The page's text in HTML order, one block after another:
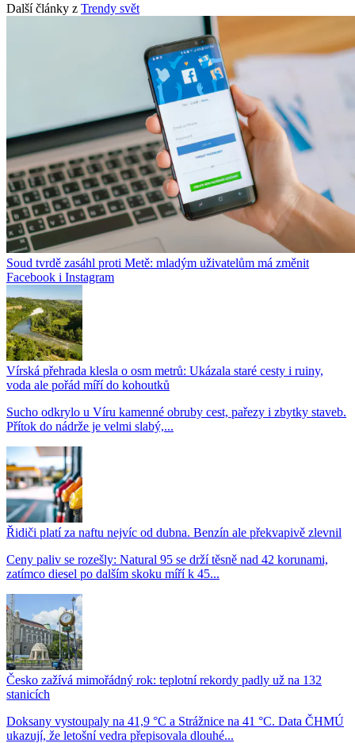
Další články z Trendy svět
Soud tvrdě zasáhl proti Metě: mladým uživatelům má změnit
Facebook i Instagram
Vírská přehrada klesla o osm metrů: Ukázala staré cesty i ruiny,
voda ale pořád míří do kohoutků
Sucho odkrylo u Víru kamenné obruby cest, pařezy i zbytky staveb.
Přítok do nádrže je velmi slabý,...
Řidiči platí za naftu nejvíc od dubna. Benzín ale překvapivě zlevnil
Ceny paliv se rozešly: Natural 95 se drží těsně nad 42 korunami,
zatímco diesel po dalším skoku míří k 45...
Česko zažívá mimořádný rok: teplotní rekordy padly už na 132
stanicích
Doksany vystoupaly na 41,9 °C a Strážnice na 41 °C. Data ČHMÚ
ukazují, že letošní vedra přepisovala dlouhé...